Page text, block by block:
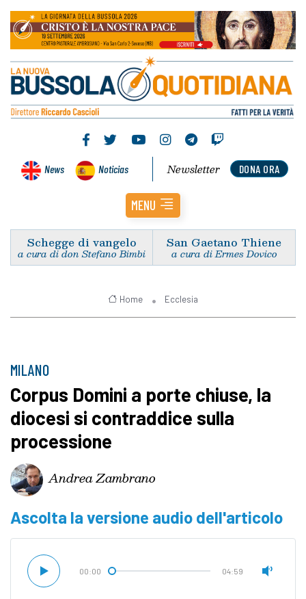
News Noticias DONA ORA
Newsletter
MENU
Schegge di vangelo
a cura di don Stefano Bimbi
San Gaetano Thiene
a cura di Ermes Dovico
Home Ecclesia
MILANO
Corpus Domini a porte chiuse, la
diocesi si contraddice sulla
processione
Andrea Zambrano
Ascolta la versione audio dell'articolo
00:00 04:59